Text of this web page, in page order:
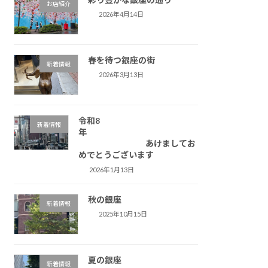
お店紹介
2026年4月14日
新着情報 春を待つ銀座の街
2026年3月13日
新着情報
令和8
年
あけましてお
めでとうございます
2026年1月13日
新着情報 秋の銀座
2025年10月15日
新着情報 夏の銀座